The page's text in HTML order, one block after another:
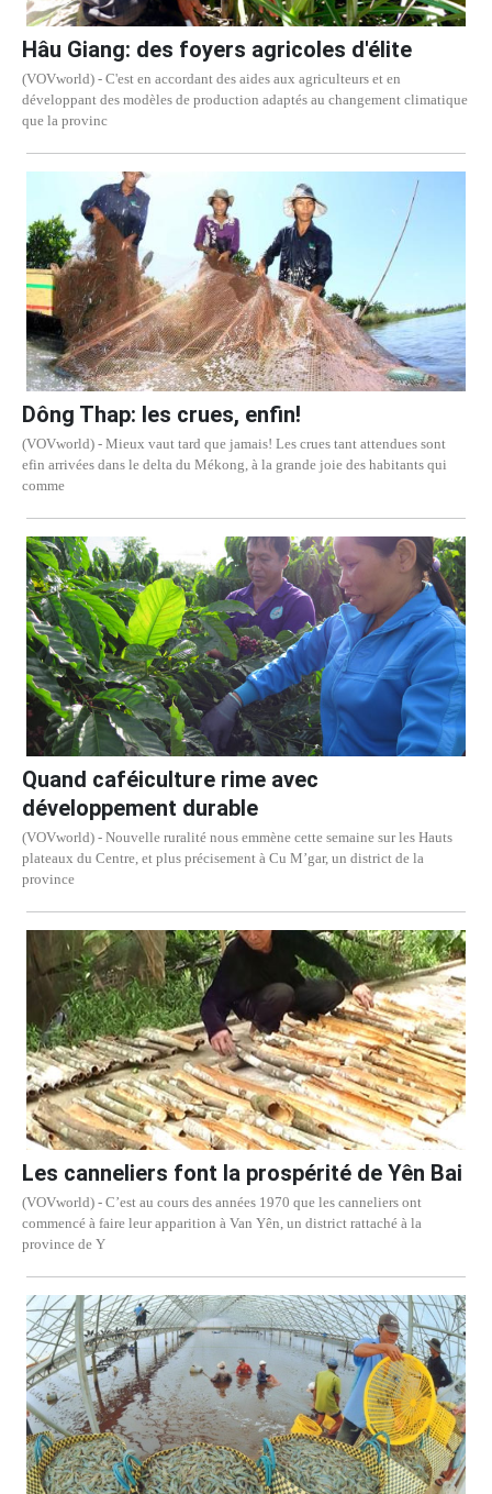
Hâu Giang: des foyers agricoles d'élite
(VOVworld) - C'est en accordant des aides aux agriculteurs et en
développant des modèles de production adaptés au changement climatique
que la provinc
Dông Thap: les crues, enfin!
(VOVworld) - Mieux vaut tard que jamais! Les crues tant attendues sont
efin arrivées dans le delta du Mékong, à la grande joie des habitants qui
comme
Quand caféiculture rime avec
développement durable
(VOVworld) - Nouvelle ruralité nous emmène cette semaine sur les Hauts
plateaux du Centre, et plus précisement à Cu M’gar, un district de la
province
Les canneliers font la prospérité de Yên Bai
(VOVworld) - C’est au cours des années 1970 que les canneliers ont
commencé à faire leur apparition à Van Yên, un district rattaché à la
province de Y